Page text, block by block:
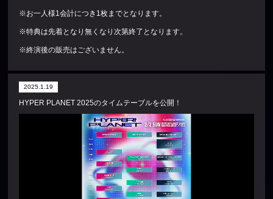
※お一人様1会計につき1枚までとなります。
※特典は先着となり無くなり次第終了となります。
※終演後の販売はございません。
2025.1.19
HYPER PLANET 2025のタイムテーブルを公開！